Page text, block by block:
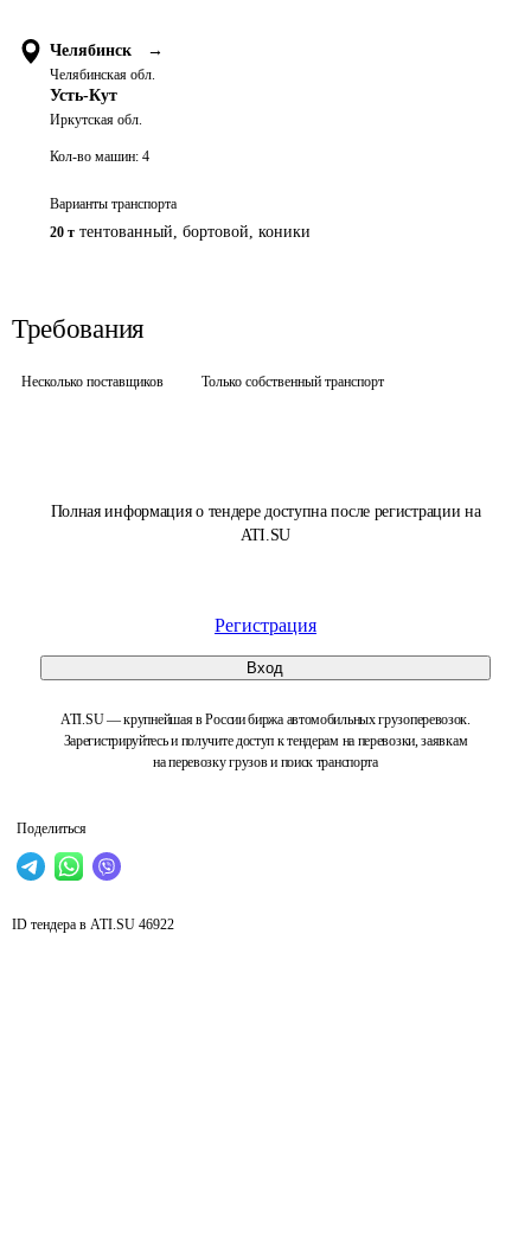
Полная информация о тендере доступна после регистрации на
ATI.SU
Регистрация
Вход
ATI.SU — крупнейшая в России биржа автомобильных грузоперевозок.
Зарегистрируйтесь и получите доступ к тендерам на перевозки, заявкам
на перевозку грузов и поиск транспорта
Поделиться
Челябинск →
Челябинская обл.
Усть-Кут
Иркутская обл.
Кол-во машин: 4
Варианты транспорта
20 т тентованный, бортовой, коники
Требования
Несколько поставщиков Только собственный транспорт
ID тендера в ATI.SU 46922